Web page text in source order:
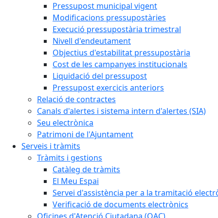
Pressupost municipal vigent
Modificacions pressupostàries
Execució pressupostària trimestral
Nivell d'endeutament
Objectius d'estabilitat pressupostària
Cost de les campanyes institucionals
Liquidació del pressupost
Pressupost exercicis anteriors
Relació de contractes
Canals d'alertes i sistema intern d'alertes (SIA)
Seu electrònica
Patrimoni de l'Ajuntament
Serveis i tràmits
Tràmits i gestions
Catàleg de tràmits
El Meu Espai
Servei d'assistència per a la tramitació
Verificació de documents electrònics